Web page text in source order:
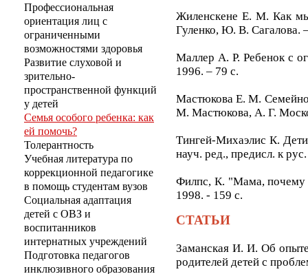
Профессиональная
ориентация лиц с
ограниченными
возможностями здоровья
Развитие слуховой и
зрительно-
пространственной функций
у детей
Семья особого ребенка: как
ей помочь?
Толерантность
Учебная литература по
коррекционной педагогике
в помощь студентам вузов
Социальная адаптация
детей с ОВЗ и
воспитанников
интернатных учреждений
Подготовка педагогов
инклюзивного образования
Жиленскене Е. М. Как
Гуленко, Ю. В.
Маллер А. Р. Ребенок с
1996. – 79 с.
Мастюкова Е. М.
М. Мастюкова, А. Г.
Тингей-Михаэлис К.
науч. ред., предисл. к
Филпс, К. "Мама, почему
1998. - 159 с.
СТАТЬИ
Заманская И. И. Об
родителей детей с